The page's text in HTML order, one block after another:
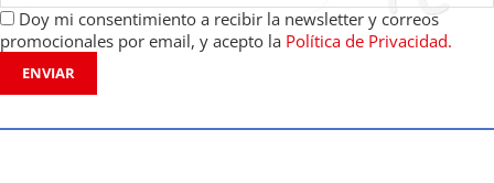
Doy mi consentimiento a recibir la newsletter y correos
promocionales por email, y acepto la Política de Privacidad.
ENVIAR